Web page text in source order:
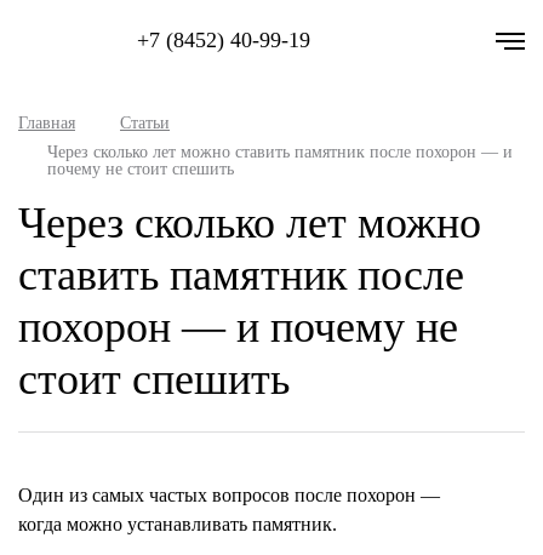
+7 (8452) 40-99-19
Главная
Статьи
Через сколько лет можно ставить памятник после похорон — и
почему не стоит спешить
Через сколько лет можно
ставить памятник после
похорон — и почему не
стоит спешить
Один из самых частых вопросов после похорон —
когда можно устанавливать памятник.